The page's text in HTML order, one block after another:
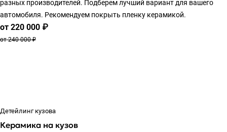
разных производителей. Подберем лучший вариант для вашего
автомобиля. Рекомендуем покрыть пленку керамикой.
от 220 000 ₽
от 240 000 ₽
Детейлинг кузова
Керамика на кузов